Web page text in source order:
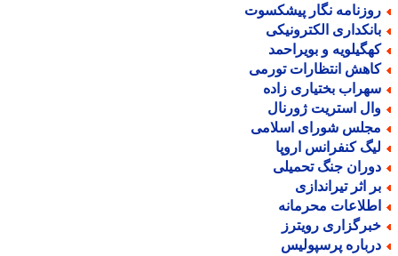
نگار پیشکسوت
الکترونیکی
و بویراحمد
انتظارات تورمی
بختیاری زاده
استریت ژورنال
شورای اسلامی
کنفرانس اروپا
جنگ تحمیلی
اثر تیراندازی
محرمانه
رویترز
پرسپولیس